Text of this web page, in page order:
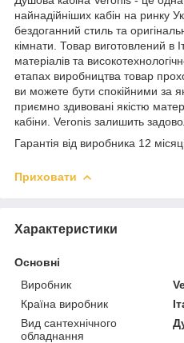
найнадійніших кабін на ринку
бездоганний стиль та
кімнати. Товар виготовлений в
матеріалів та
етапах виробництва товар
ви можете бути спокійними за
приємно здивовані якістю
кабіни. Veronis залишить
Гарантія від виробника 12
Приховати
Характеристики
Основні
Виробник
Країна виробник
Вид сантехнічного
обладнання